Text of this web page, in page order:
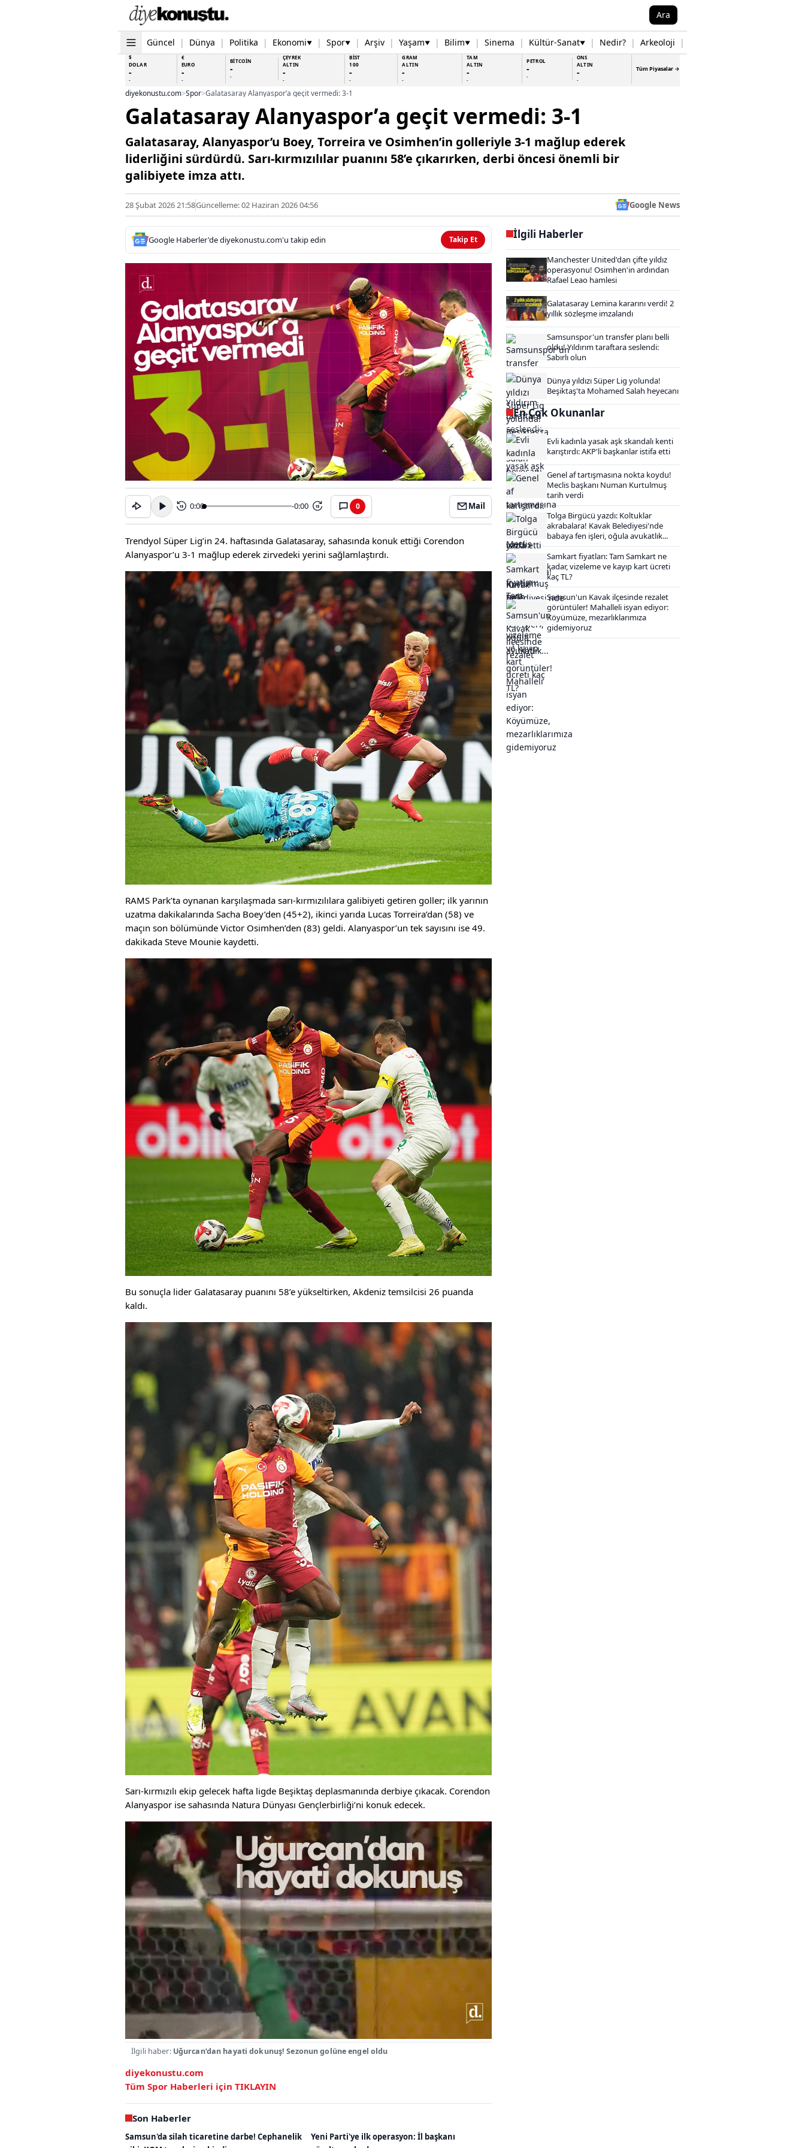
Ara
Güncel | Dünya | Politika | Ekonomi▼ | Spor▼ | Arşiv | Yaşam▼ | Bilim▼ | Sinema | Kültür-Sanat▼ | Nedir? | Arkeoloji |
$
DOLAR
-
-
€
EURO
-
-
BİTCOİN
-
-
ÇEYREK
ALTIN
-
-
BİST
100
-
-
GRAM
ALTIN
-
-
TAM
ALTIN
-
-
PETROL
-
-
ONS
ALTIN
-
-
Tüm Piyasalar →
diyekonustu.com>Spor>Galatasaray Alanyaspor’a geçit vermedi: 3-1
Galatasaray Alanyaspor’a geçit vermedi: 3-1
Galatasaray, Alanyaspor’u Boey, Torreira ve Osimhen’in golleriyle 3-1 mağlup ederek
liderliğini sürdürdü. Sarı-kırmızılılar puanını 58’e çıkarırken, derbi öncesi önemli bir
galibiyete imza attı.
28 Şubat 2026 21:58Güncelleme: 02 Haziran 2026 04:56 Google News
Google Haberler'de diyekonustu.com'u takip edin Takip Et
15 0:00 -0:00 15 0 Mail
Trendyol Süper Lig’in 24. haftasında Galatasaray, sahasında konuk ettiği Corendon
Alanyaspor’u 3-1 mağlup ederek zirvedeki yerini sağlamlaştırdı.
RAMS Park’ta oynanan karşılaşmada sarı-kırmızılılara galibiyeti getiren goller; ilk yarının
uzatma dakikalarında Sacha Boey’den (45+2), ikinci yarıda Lucas Torreira’dan (58) ve
maçın son bölümünde Victor Osimhen’den (83) geldi. Alanyaspor’un tek sayısını ise 49.
dakikada Steve Mounie kaydetti.
Bu sonuçla lider Galatasaray puanını 58’e yükseltirken, Akdeniz temsilcisi 26 puanda
kaldı.
Sarı-kırmızılı ekip gelecek hafta ligde Beşiktaş deplasmanında derbiye çıkacak. Corendon
Alanyaspor ise sahasında Natura Dünyası Gençlerbirliği’ni konuk edecek.
İlgili haber: Uğurcan’dan hayati dokunuş! Sezonun golüne engel oldu
diyekonustu.com
Tüm Spor Haberleri için TIKLAYIN
Son Haberler
Samsun'da silah ticaretine darbe! Cephanelik
Yeni Parti'ye ilk operasyon: İl başkanı
İlgili Haberler
Manchester United'dan çifte yıldız
operasyonu! Osimhen'in ardından
Rafael Leao hamlesi
Galatasaray Lemina kararını verdi! 2
yıllık sözleşme imzalandı
Samsunspor'un transfer planı belli
oldu! Yıldırım taraftara seslendi:
Sabırlı olun
Dünya yıldızı Süper Lig yolunda!
Beşiktaş'ta Mohamed Salah heyecanı
En Çok Okunanlar
Evli kadınla yasak aşk skandalı kenti
karıştırdı: AKP'li başkanlar istifa etti
Genel af tartışmasına nokta koydu!
Meclis başkanı Numan Kurtulmuş
tarih verdi
Tolga Birgücü yazdı: Koltuklar
akrabalara! Kavak Belediyesi'nde
babaya fen işleri, oğula avukatlık...
Samkart fiyatları: Tam Samkart ne
kadar, vizeleme ve kayıp kart ücreti
kaç TL?
Samsun'un Kavak ilçesinde rezalet
görüntüler! Mahalleli isyan ediyor:
Köyümüze, mezarlıklarımıza
gidemiyoruz